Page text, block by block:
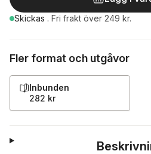
Skickas . Fri frakt över 249 kr.
Fler format och utgåvor
Inbunden
282 kr